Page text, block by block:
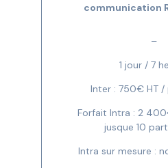
communication
–
1 jour / 7
Inter : 750€ HT
Forfait Intra : 2
jusque 10
Intra sur mesure :